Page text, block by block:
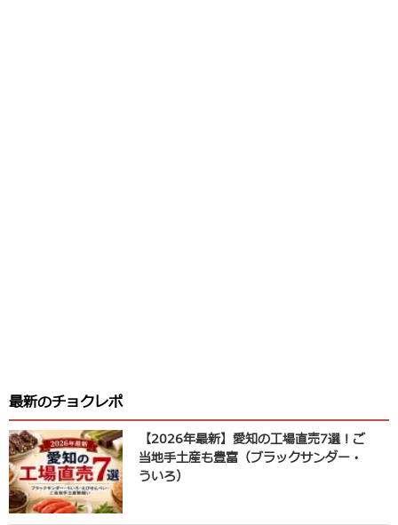
最新のチョクレポ
【2026年最新】愛知の工場直売7選！ご
当地手土産も豊富（ブラックサンダー・
ういろ）